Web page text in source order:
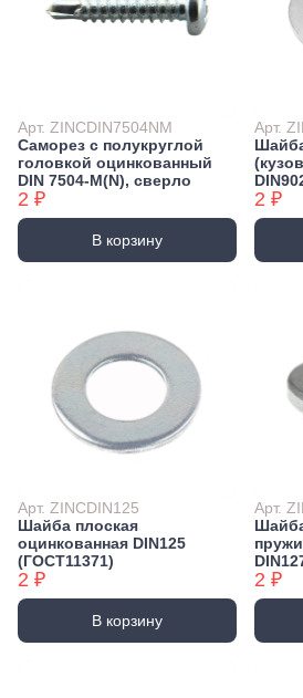
Арт. ZINCDIN7504NM
Саморез с полукруглой
головкой оцинкованный
DIN 7504-М(N), сверло
2 ₽
В корзину
Арт.
2 ₽
Арт. ZINCDIN125
Шайба плоская
оцинкованная DIN125
(ГОСТ11371)
2 ₽
В корзину
Арт.
2 ₽